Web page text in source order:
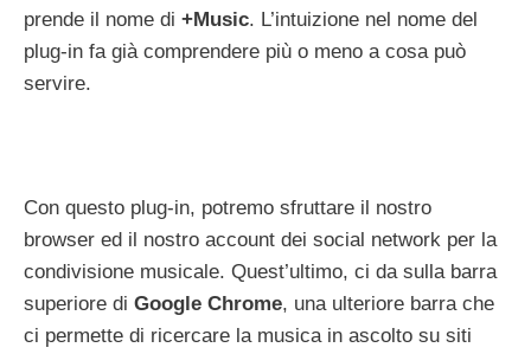
prende il nome di +Music. L’intuizione nel nome del
plug-in fa già comprendere più o meno a cosa può
servire.
Con questo plug-in, potremo sfruttare il nostro
browser ed il nostro account dei social network per la
condivisione musicale. Quest’ultimo, ci da sulla barra
superiore di Google Chrome, una ulteriore barra che
ci permette di ricercare la musica in ascolto su siti